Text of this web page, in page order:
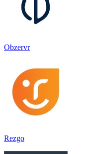
Obzervr
Rezgo